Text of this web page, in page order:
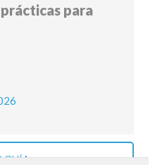
para
GUÍA